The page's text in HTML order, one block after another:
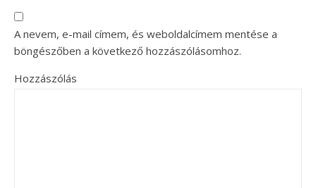
A nevem, e-mail címem, és weboldalcímem mentése a
böngészőben a következő hozzászólásomhoz.
Hozzászólás